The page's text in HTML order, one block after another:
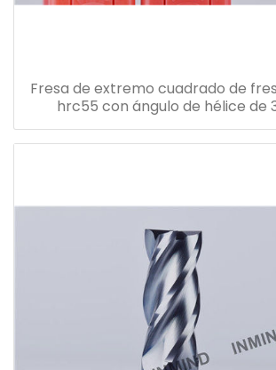
Fresa de extremo cuadrado de
hrc55 con ángulo de hélice de